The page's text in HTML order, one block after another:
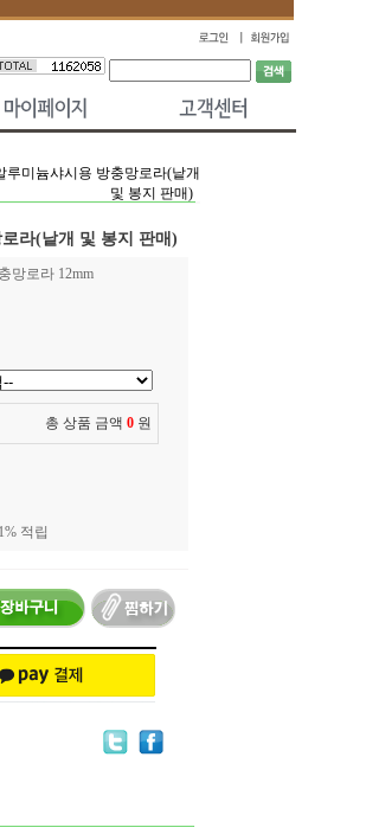
루미늄샤시용 방충망로라(낱개
및 봉지 판매)
라(낱개 및 봉지 판매)
망로라 12mm
총 상품 금액 0 원
적립